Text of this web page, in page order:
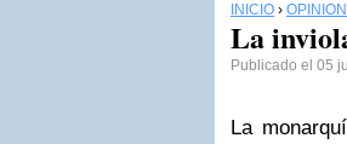
INICIO › OPINIÓN
La
Publicado el 05
La